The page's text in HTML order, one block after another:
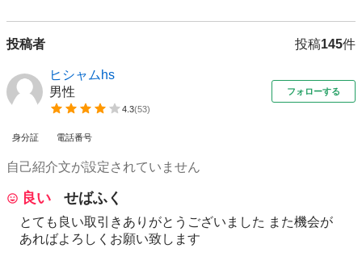
投稿者 投稿145件
ヒシャムhs
男性
4.3(53)
フォローする
身分証 電話番号
自己紹介文が設定されていません
良い せばふく
とても良い取引きありがとうございました また機会が
あればよろしくお願い致します